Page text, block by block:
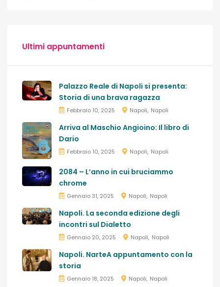
Ultimi appuntamenti
Palazzo Reale di Napoli si presenta:
Storia di una brava ragazza
Febbraio 10, 2025 Napoli Napoli
Arriva al Maschio Angioino: Il libro di
Dario
Febbraio 10, 2025 Napoli Napoli
2084 – L’anno in cui bruciammo
chrome
Gennaio 31, 2025 Napoli Napoli
Napoli. La seconda edizione degli
incontri sul Dialetto
Gennaio 20, 2025 Napoli Napoli
Napoli. NarteA appuntamento con la
storia
Gennaio 18, 2025 Napoli Napoli